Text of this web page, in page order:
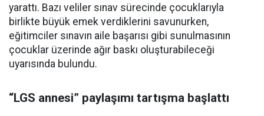
yarattı. Bazı veliler sınav sürecinde çocuklarıyla
birlikte büyük emek verdiklerini savunurken,
eğitimciler sınavın aile başarısı gibi sunulmasının
çocuklar üzerinde ağır baskı oluşturabileceği
uyarısında bulundu.
“LGS annesi” paylaşımı tartışma başlattı